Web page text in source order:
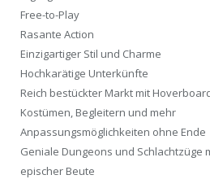
Free-to-Play
Rasante Action
Einzigartiger Stil und Charme
Hochkarätige Unterkünfte
Reich bestückter Markt mit
Kostümen, Begleitern und mehr
Anpassungsmöglichkeiten ohne Ende
Geniale Dungeons und Schlachtzüge
epischer Beute